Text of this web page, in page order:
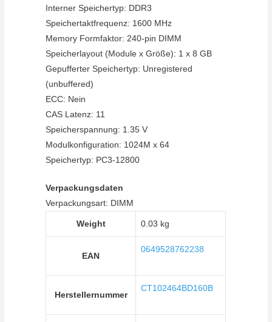
Interner Speichertyp: DDR3
Speichertaktfrequenz: 1600 MHz
Memory Formfaktor: 240-pin DIMM
Speicherlayout (Module x Größe): 1 x 8 GB
Gepufferter Speichertyp: Unregistered
(unbuffered)
ECC: Nein
CAS Latenz: 11
Speicherspannung: 1.35 V
Modulkonfiguration: 1024M x 64
Speichertyp: PC3-12800
Verpackungsdaten
Verpackungsart: DIMM
Weight 0.03 kg
EAN
0649528762238
Herstellernummer
CT102464BD160B